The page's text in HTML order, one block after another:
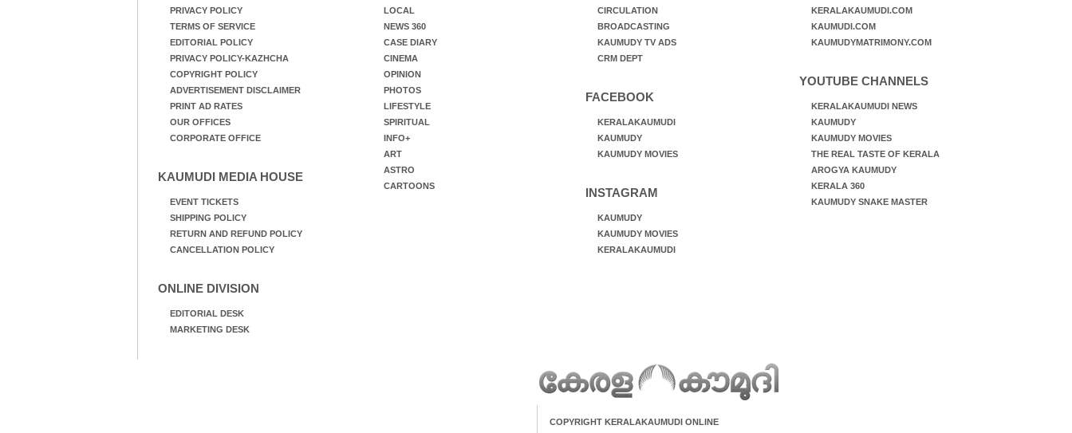
PRIVACY POLICY
TERMS OF SERVICE
EDITORIAL POLICY
PRIVACY POLICY-KAZHCHA
COPYRIGHT POLICY
ADVERTISEMENT DISCLAIMER
PRINT AD RATES
OUR OFFICES
CORPORATE OFFICE
KAUMUDI MEDIA HOUSE
EVENT TICKETS
SHIPPING POLICY
RETURN AND REFUND POLICY
CANCELLATION POLICY
ONLINE DIVISION
EDITORIAL DESK
MARKETING DESK
LOCAL
NEWS 360
CASE DIARY
CINEMA
OPINION
PHOTOS
LIFESTYLE
SPIRITUAL
INFO+
ART
ASTRO
CARTOONS
CIRCULATION
BROADCASTING
KAUMUDY TV ADS
CRM DEPT
FACEBOOK
KERALAKAUMUDI
KAUMUDY
KAUMUDY MOVIES
INSTAGRAM
KAUMUDY
KAUMUDY MOVIES
KERALAKAUMUDI
KERALAKAUMUDI.COM
KAUMUDI.COM
KAUMUDYMATRIMONY.COM
YOUTUBE CHANNELS
KERALAKAUMUDI NEWS
KAUMUDY
KAUMUDY MOVIES
THE REAL TASTE OF KERALA
AROGYA KAUMUDY
KERALA 360
KAUMUDY SNAKE MASTER
COPYRIGHT KERALAKAUMUDI ONLINE